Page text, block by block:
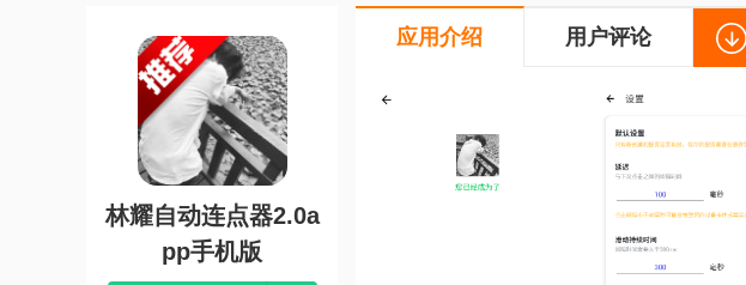
林耀自动连点器2.0a
pp手机版
应用介绍 用户评论